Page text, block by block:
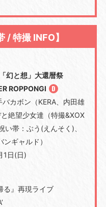
/ 特撮 INFO】
幻と想」大還暦祭
ROPPONGI
カボン（KERA、内田雄
絶望少女達（特撮&XOX
い帯：ぶう(えんそく)、
ギャルド）
1日(日)
る』再現ライブ